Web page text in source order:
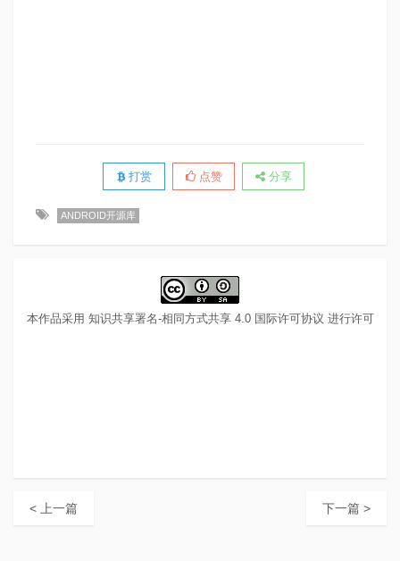
打赏 点赞 分享
ANDROID开源库
本作品采用 知识共享署名-相同方式共享 4.0 国际许可协议 进行许可
< 上一篇 下一篇 >